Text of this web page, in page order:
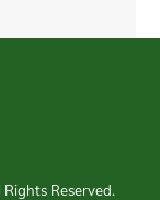
Reserved.